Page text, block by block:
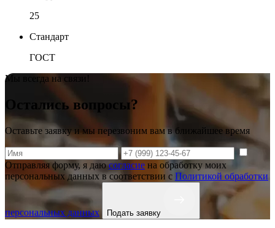
25
Стандарт
ГОСТ
Мы всегда на связи!
Остались вопросы?
Оставьте заявку и мы перезвоним вам в ближайшее время
Отправляя форму, я даюсогласие на обработку моих
персональных данных в соответствии с Политикой обработки
персональных данных Подать заявку